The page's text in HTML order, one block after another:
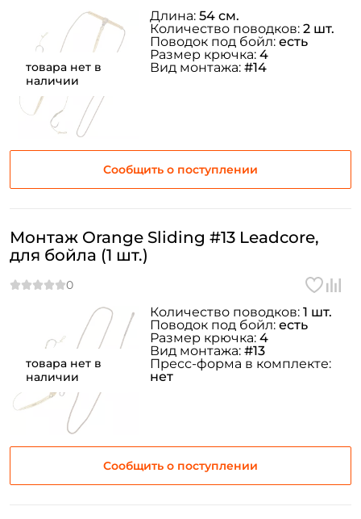
товара нет в
наличии
Сообщить о поступлении
Длина: 54 см.
Количество поводков: 2 шт.
Поводок под бойл: есть
Размер крючка: 4
Вид монтажа: #14
товара нет в
наличии
Монтаж Orange Sliding #13 Leadcore,
для бойла (1 шт.)
Сообщить о поступлении
Количество поводков: 1 шт.
Поводок под бойл: есть
Размер крючка: 4
Вид монтажа: #13
Пресс-форма в комплекте:
нет
Создать аккаунт
Номер телефона: *
Придумайте пароль: *
Повторите пароль: *
Заполняя данную форму вы соглашаетесь на обработку
персональных данных